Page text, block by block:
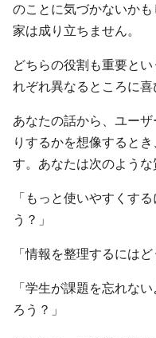
のことに気づかないか
家は成り立ちません。
どちらの役割も重要と
れぞれ異なるところに喜
あなたの話から、ユー
りするかを想像すると
す。あなたは次のような
「もっと使いやすくす
う？」
「情報を整理するには
「学生が課題を忘れな
ろう？」